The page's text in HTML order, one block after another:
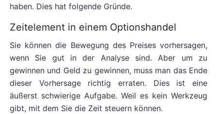
haben. Dies hat folgende Gründe.
Zeitelement in einem Optionshandel
Sie können die Bewegung des Preises vorhersagen,
wenn Sie gut in der Analyse sind. Aber um zu
gewinnen und Geld zu gewinnen, muss man das Ende
dieser Vorhersage richtig erraten. Dies ist eine
äußerst schwierige Aufgabe. Weil es kein Werkzeug
gibt, mit dem Sie die Zeit steuern können.